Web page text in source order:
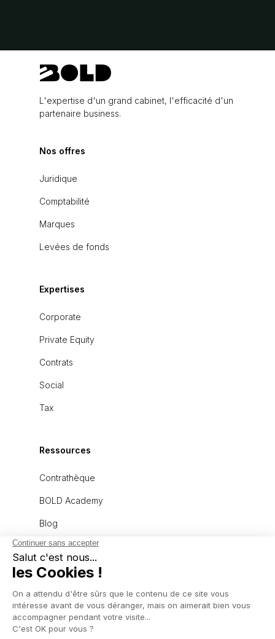
L'expertise d'un grand cabinet, l'efficacité d'un
partenaire business.
Nos offres
Juridique
Comptabilité
Marques
Levées de fonds
Expertises
Corporate
Private Equity
Contrats
Social
Tax
Ressources
Contrathèque
BOLD Academy
Blog
À propos
L'équipe
Recrutement